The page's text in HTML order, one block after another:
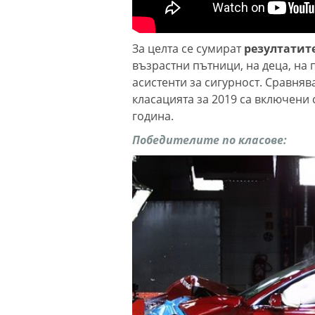
За целта се сумират
възрастни пътници, на деца,
асистенти за сигурност.
класацията за 2019 са
година.
Победителите по класове:
Шан-Жен"
Варна
Какво време
Затварят за
„Вълноломна“
40 пияни и
шофьори